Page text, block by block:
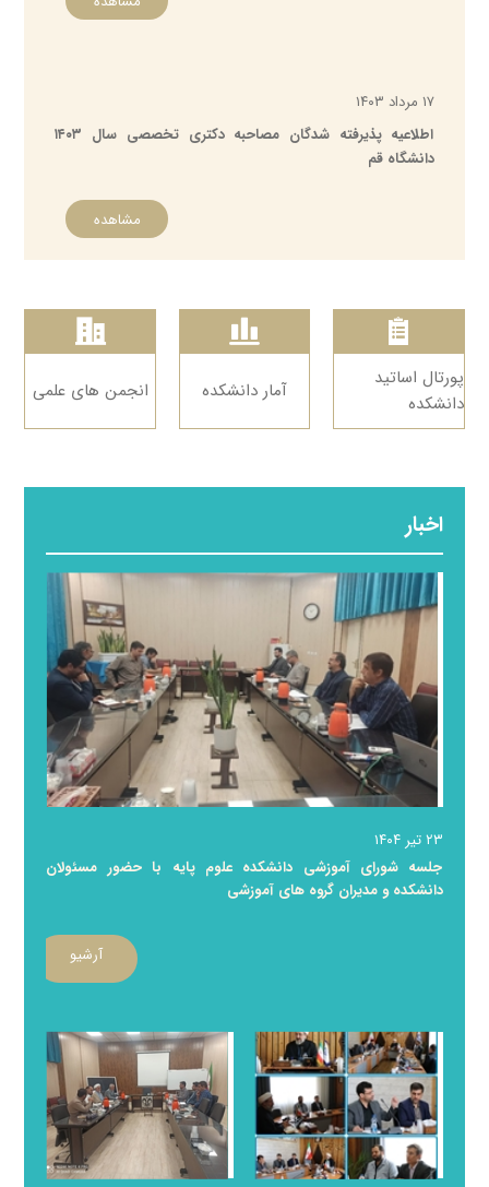
سیداحمد فقیهی
پروفایل
علی رضا باقری ثالث​​
ریاست دانشکده از
دانشکده علوم پایه
۰۲۵-۳۲۱۰۳۰۳۹
alireza_bagheri_salec@yahoo.com​​​
پروفایل
۱۷ مرداد ۱۴۰۳
اطلاعیه پذیرفته شدگان مصاحبه دکتری تخصصی سال ۱۴۰۳
دانشگاه قم
مشاهده
پورتال اساتید
دانشکده
آمار دانشکده انجمن های علمی
اخبار
۲۳ تیر ۱۴۰۴
جلسه شورای آموزشی دانشکده علوم پایه با حضور مسئولان
دانشکده و مدیران گروه های آموزشی
آرشیو